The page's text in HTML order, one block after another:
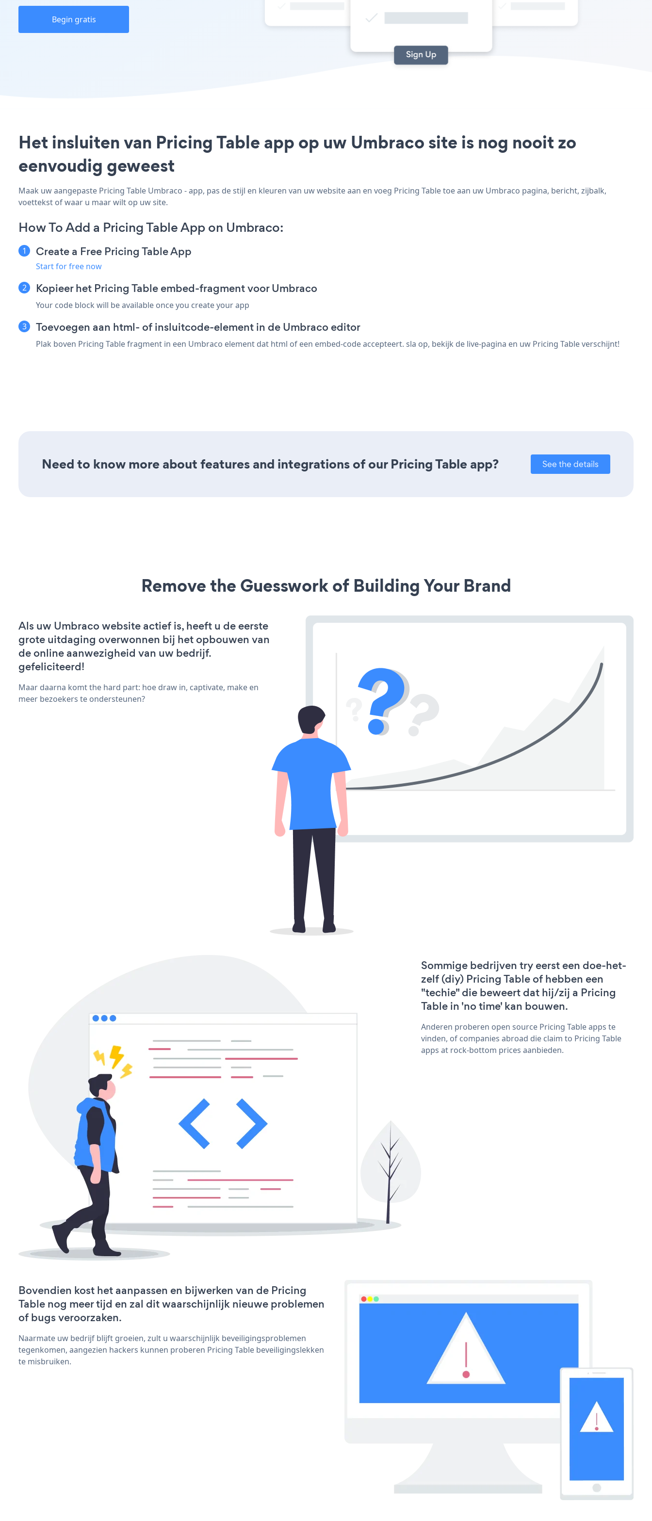
Begin gratis
Het insluiten van Pricing Table app op uw Umbraco site is nog nooit zo
eenvoudig geweest
Maak uw aangepaste Pricing Table Umbraco - app, pas de stijl en kleuren van uw website aan en voeg Pricing Table toe aan uw Umbraco pagina, bericht, zijbalk,
voettekst of waar u maar wilt op uw site.
How To Add a Pricing Table App on Umbraco:
Create a Free Pricing Table App
Start for free now
Kopieer het Pricing Table embed-fragment voor Umbraco
Your code block will be available once you create your app
Toevoegen aan html- of insluitcode-element in de Umbraco editor
Plak boven Pricing Table fragment in een Umbraco element dat html of een embed-code accepteert. sla op, bekijk de live-pagina en uw Pricing Table verschijnt!
Need to know more about features and integrations of our Pricing Table app? See the details
Remove the Guesswork of Building Your Brand
Als uw Umbraco website actief is, heeft u de eerste
grote uitdaging overwonnen bij het opbouwen van
de online aanwezigheid van uw bedrijf.
gefeliciteerd!
Maar daarna komt the hard part: hoe draw in, captivate, make en
meer bezoekers te ondersteunen?
Sommige bedrijven try eerst een doe-het-
zelf (diy) Pricing Table of hebben een
"techie" die beweert dat hij/zij a Pricing
Table in 'no time' kan bouwen.
Anderen proberen open source Pricing Table apps te
vinden, of companies abroad die claim to Pricing Table
apps at rock-bottom prices aanbieden.
Bovendien kost het aanpassen en bijwerken van de Pricing
Table nog meer tijd en zal dit waarschijnlijk nieuwe problemen
of bugs veroorzaken.
Naarmate uw bedrijf blijft groeien, zult u waarschijnlijk beveiligingsproblemen
tegenkomen, aangezien hackers kunnen proberen Pricing Table beveiligingslekken
te misbruiken.